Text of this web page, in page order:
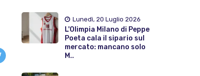
Lunedì, 20 Luglio 2026
L'Olimpia Milano di Peppe
Poeta cala il sipario sul
mercato: mancano solo
M..